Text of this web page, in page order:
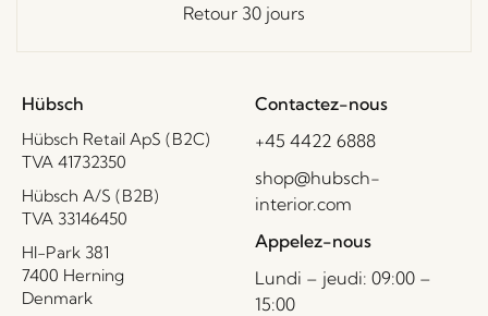
Retour 30 jours
Hübsch
Hübsch Retail ApS (B2C)
TVA 41732350
Hübsch A/S (B2B)
TVA 33146450
HI-Park 381
7400 Herning
Denmark
Contactez-nous
+45 4422 6888
shop@hubsch-
interior.com
Appelez-nous
Lundi – jeudi: 09:00 –
15:00